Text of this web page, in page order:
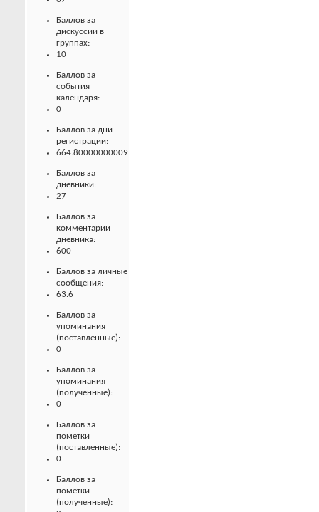
Баллов за
дискуссии в
группах:
10
Баллов за
события
календаря:
0
Баллов за дни
регистрации:
664.80000000009
Баллов за
дневники:
27
Баллов за
комментарии
дневника:
600
Баллов за личные
сообщения:
63.6
Баллов за
упоминания
(поставленные):
0
Баллов за
упоминания
(полученные):
0
Баллов за
пометки
(поставленные):
0
Баллов за
пометки
(полученные):